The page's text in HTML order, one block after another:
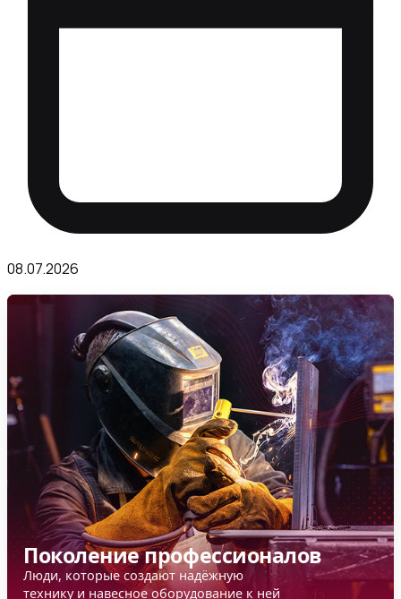
08.07.2026
Поколение профессионалов
Люди, которые создают надёжную
технику и навесное оборудование к ней